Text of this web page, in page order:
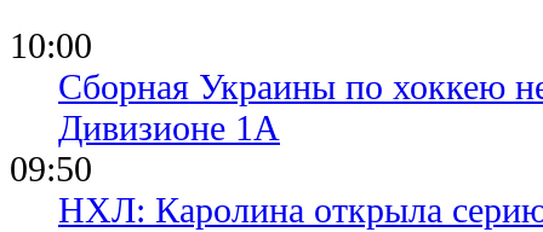
10:00
Сборная Украины по хоккею
Дивизионе 1А
09:50
НХЛ: Каролина открыла